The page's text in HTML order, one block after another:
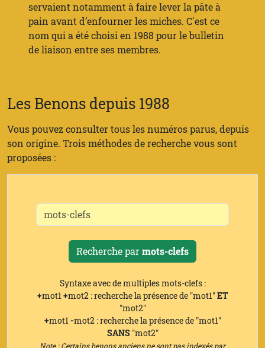
servaient notamment à faire lever la pâte à
pain avant d’enfourner les miches. C'est ce
nom qui a été choisi en 1988 pour le bulletin
de liaison entre ses membres.
Les Benons depuis 1988
Vous pouvez consulter tous les numéros parus, depuis
son origine. Trois méthodes de recherche vous sont
proposées :
Recherche parmots-clefs
Syntaxe avec de multiples mots-clefs :
+mot1+mot2 : recherche la présence de "mot1"ET
"mot2"
+mot1-mot2 : recherche la présence de "mot1"
SANS "mot2"
Note : Certains benons anciens ne sont pas indexés par